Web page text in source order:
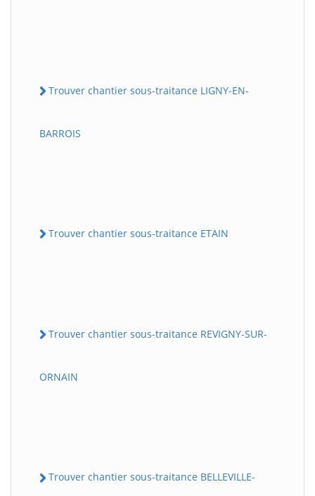
Trouver chantier sous-traitance LIGNY-EN-
BARROIS
Trouver chantier sous-traitance ETAIN
Trouver chantier sous-traitance REVIGNY-SUR-
ORNAIN
Trouver chantier sous-traitance BELLEVILLE-